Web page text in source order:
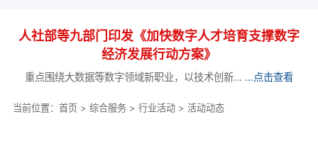
人社部等九部门印发《加快数字人才培育支撑数字
经济发展行动方案》
重点围绕大数据等数字领域新职业，以技术创新... ...点击查看
当前位置： 首页> 综合服务> 行业活动> 活动动态